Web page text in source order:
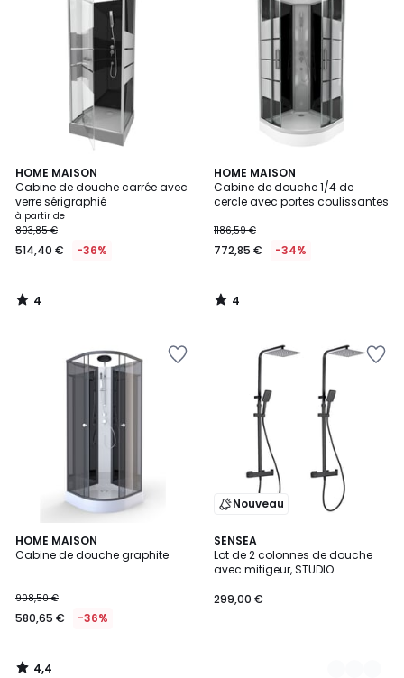
HOME MAISON
Cabine de douche carrée avec
verre sérigraphié
à partir de
803,85 €
514,40 € -36%
4
/
5
4
/
HOME MAISON
Cabine de douche 1/4 de
cercle avec portes coulissantes
1186,59 €
772,85 € -34%
4
/
5
4
/
HOME MAISON
Cabine de douche graphite
908,50 €
580,65 € -36%
4,4
/ 5
4,4
/
Nouveau
SENSEA
Lot de 2 colonnes de douche
avec mitigeur, STUDIO
299,00 €
2
Couleurs